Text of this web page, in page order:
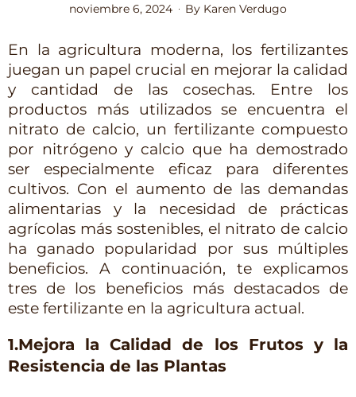
noviembre 6, 2024 By Karen Verdugo
En la agricultura moderna, los fertilizantes
juegan un papel crucial en mejorar la calidad
y cantidad de las cosechas. Entre los
productos más utilizados se encuentra el
nitrato de calcio, un fertilizante compuesto
por nitrógeno y calcio que ha demostrado
ser especialmente eficaz para diferentes
cultivos. Con el aumento de las demandas
alimentarias y la necesidad de prácticas
agrícolas más sostenibles, el nitrato de calcio
ha ganado popularidad por sus múltiples
beneficios. A continuación, te explicamos
tres de los beneficios más destacados de
este fertilizante en la agricultura actual.
1.Mejora la Calidad de los Frutos y la
Resistencia de las Plantas